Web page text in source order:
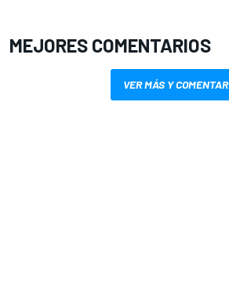
MEJORES COMENTARIOS
VER MÁS Y COMENTAR